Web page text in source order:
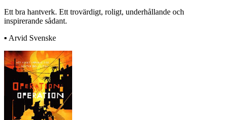
Ett bra hantverk. Ett trovärdigt, roligt, underhållande och
inspirerande sådant.
▪ Arvid Svenske